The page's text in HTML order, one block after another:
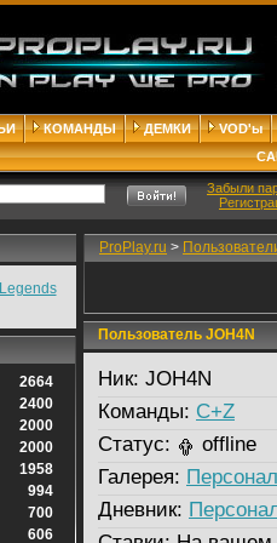
КОМАНДЫ ДЕМКИ
VOD'ы
Забыли
2664
2400
2000
2000
1958
994
700
606
ProPlay.ru >
Пользователь JOH4N
Ник: JOH4N
Команды: C+Z
Статус:
offline
Галерея:
Дневник: